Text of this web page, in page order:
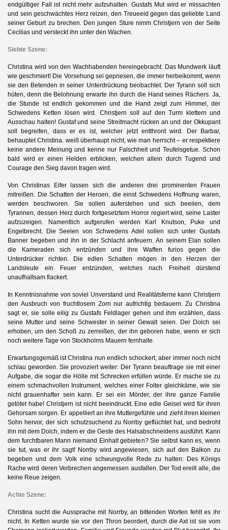
endgültiger Fall ist nicht mehr aufzuhalten. Gustafs Mut wird er missachten
und sein geschwächtes Herz reizen, den Treueeid gegen das geliebte Land
seiner Geburt zu brechen. Den jungen Sture nimm Christjern von der Seite
Cecilias und versteckt ihn unter den Wachen.
Siebte Szene:
Christina wird von den Wachhabenden hereingebracht. Das Mundwerk läuft
wie geschmiert! Die Vorsehung sei gepriesen, die immer herbeikommt, wenn
sie den Betenden in seiner Unterdrückung beobachtet. Der Tyrann soll sich
hüten, denn die Belohnung erwarte ihn durch die Hand seines Rächers. Ja,
die Stunde ist endlich gekommen und die Hand zeigt zum Himmel, der
Schwedens Ketten lösen wird. Christjern soll auf den Turm klettern und
Ausschau halten! Gustaf und seine Streitmacht rücken an und der Okkupant
soll begreifen, dass er es ist, welcher jetzt entthront wird. Der Barbar,
behauptet Christina. weiß überhaupt nicht, wie man herrscht – er respektiere
keine andere Meinung und kenne nur Falschheit und Teufelsgetue. Schon
bald wird er einen Helden erblicken, welchen allein durch Tugend und
Courage den Sieg davon tragen wird.
Von Christinas Eifer lassen sich die anderen drei prominenten Frauen
mitreißen. Die Schatten der Heroen, die einst Schwedens Hoffnung waren,
werden beschworen. Sie sollen auferstehen und sich beeilen, dem
Tyrannen, dessen Herz durch fortgesetztem Horror regiert wird, seine Laster
aufzuzeigen. Namentlich aufgerufen werden Karl Knutson, Puke und
Engelbrecht. Die Seelen von Schwedens Adel sollen sich unter Gustafs
Banner begeben und ihn in der Schlacht anfeuern. An seinem Elan sollen
die Kameraden sich entzünden und ihre Waffen furios gegen die
Unterdrücker richten. Die edlen Schatten mögen in den Herzen der
Landsleute ein Feuer entzünden, welches nach Freiheit dürstend
unaufhaltsam flackert.
In Kenntnisnahme von soviel Unverstand und Realitätsferne kann Christjern
den Ausbruch von fruchtlosem Zorn nur aufrichtig bedauern. Zu Christina
sagt er, sie solle eilig zu Gustafs Feldlager gehen und ihm erzählen, dass
seine Mutter und seine Schwester in seiner Gewalt seien. Der Dolch sei
erhoben, um den Schoß zu zerreißen, der ihn geboren habe, wenn er sich
noch weitere Tage von Stockholms Mauern fernhalte.
Erwartungsgemäß ist Christina nun endlich schockert, aber immer noch nicht
schlau geworden. Sie provoziert weiter: Der Tyrann beauftrage sie mit einer
Aufgabe, die sogar die Hölle mit Schrecken erfüllen würde. Er mache sie zu
einem schmachvollen Instrument, welches einer Folter gleichkäme, wie sie
nicht grauenhafter sein kann. Er sei ein Mörder, der ihre ganze Familie
getötet habe! Christjern ist nicht beeindruckt. Eine edle Geisel wird für ihren
Gehorsam sorgen. Er appelliert an ihre Muttergefühle und zieht ihren kleinen
Sohn hervor, der sich schutzsuchend zu Norrby geflüchtet hat, und bedroht
ihn mit dem Dolch, indem er die Geste des Halsabschneidens ausführt. Kann
dem furchtbaren Mann niemand Einhalt gebieten? Sie selbst kann es, wenn
sie tut, was er ihr sagt! Norrby wird angewiesen, sich auf den Balkon zu
begeben und dem Volk eine schwungvolle Rede zu halten: Des Königs
Rache wird deren Verbrechen angemessen ausfallen. Der Tod ereilt alle, die
keine Reue zeigen.
Achte Szene:
Christina sucht die Aussprache mit Norrby, an bittenden Worten fehlt es ihr
nicht. In Ketten wurde sie vor den Thron beordert, durch die Axt ist sie vom